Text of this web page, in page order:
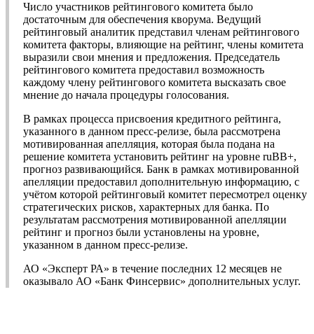
Число участников рейтингового комитета было
достаточным для обеспечения кворума. Ведущий
рейтинговый аналитик представил членам рейтингового
комитета факторы, влияющие на рейтинг, члены комитета
выразили свои мнения и предложения. Председатель
рейтингового комитета предоставил возможность
каждому члену рейтингового комитета высказать свое
мнение до начала процедуры голосования.
В рамках процесса присвоения кредитного рейтинга,
указанного в данном пресс-релизе, была рассмотрена
мотивированная апелляция, которая была подана на
решение комитета установить рейтинг на уровне ruBB+,
прогноз развивающийся. Банк в рамках мотивированной
апелляции предоставил дополнительную информацию, с
учётом которой рейтинговый комитет пересмотрел оценку
стратегических рисков, характерных для банка. По
результатам рассмотрения мотивированной апелляции
рейтинг и прогноз были установлены на уровне,
указанном в данном пресс-релизе.
АО «Эксперт РА» в течение последних 12 месяцев не
оказывало АО «Банк Финсервис» дополнительных услуг.